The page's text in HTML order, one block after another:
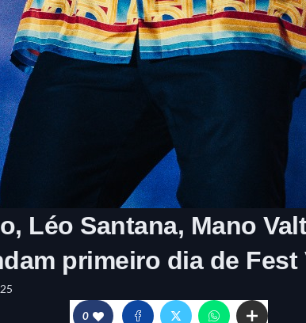
Léo Santana, Mano
primeiro dia de Fest
0